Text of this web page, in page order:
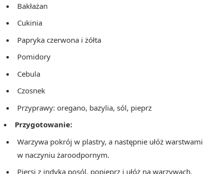
Bakłażan
Cukinia
Papryka czerwona i żółta
Pomidory
Cebula
Czosnek
Przyprawy: oregano, bazylia, sól, pieprz
Przygotowanie:
Warzywa pokrój w plastry, a następnie ułóż warstwami
w naczyniu żaroodpornym.
Piersi z indyka posól, popieprz i ułóż na warzywach.